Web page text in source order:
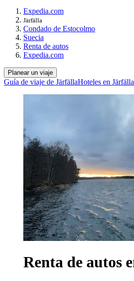
Expedia.com
Järfälla
Condado de Estocolmo
Suecia
Renta de autos
Expedia.com
Planear un viaje
Guía de viaje de JärfällaHoteles en Järfälla
Renta de autos